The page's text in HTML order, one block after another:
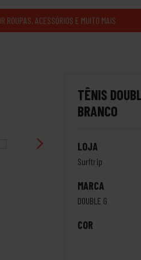
TÊNIS
BRANCO
LOJA
Surftrip
MARCA
DOUBLE G
COR